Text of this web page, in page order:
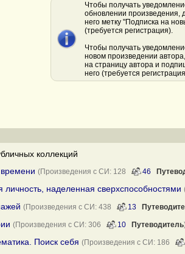
Чтобы получать
обновлении произведения,
него метку "Подписка на
(требуется регистрация).
Чтобы получать
новом произведении
на страницу автора и
него (требуется
коллекций
(Произведения с СИ: 128 46
наделенная сверхспособностями
(Произведения с СИ: 438 13
(Произведения с СИ: 306 10 Путеводитель
Поиск себя (Произведения с СИ: 186